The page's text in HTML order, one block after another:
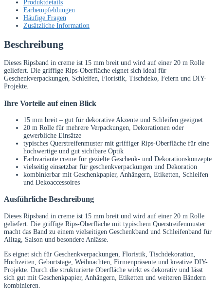
Produktdetails
Farbempfehlungen
Häufige Fragen
Zusätzliche Information
Beschreibung
Dieses Ripsband in creme ist 15 mm breit und wird auf einer 20 m Rolle
geliefert. Die griffige Rips-Oberfläche eignet sich ideal für
Geschenkverpackungen, Schleifen, Floristik, Tischdeko, Feiern und DIY-
Projekte.
Ihre Vorteile auf einen Blick
15 mm breit – gut für dekorative Akzente und Schleifen geeignet
20 m Rolle für mehrere Verpackungen, Dekorationen oder
gewerbliche Einsätze
typisches Querstreifenmuster mit griffiger Rips-Oberfläche für eine
hochwertige und gut sichtbare Optik
Farbvariante creme für gezielte Geschenk- und Dekorationskonzepte
vielseitig einsetzbar für geschenkverpackungen und Dekoration
kombinierbar mit Geschenkpapier, Anhängern, Etiketten, Schleifen
und Dekoaccessoires
Ausführliche Beschreibung
Dieses Ripsband in creme ist 15 mm breit und wird auf einer 20 m Rolle
geliefert. Die griffige Rips-Oberfläche mit typischem Querstreifenmuster
macht das Band zu einem vielseitigen Geschenkband und Schleifenband für
Alltag, Saison und besondere Anlässe.
Es eignet sich für Geschenkverpackungen, Floristik, Tischdekoration,
Hochzeiten, Geburtstage, Weihnachten, Firmenpräsente und kreative DIY-
Projekte. Durch die strukturierte Oberfläche wirkt es dekorativ und lässt
sich gut mit Geschenkpapier, Anhängern, Etiketten und weiteren Bändern
kombinieren.